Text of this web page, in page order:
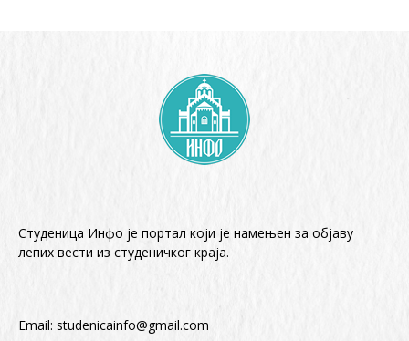
Студеница Инфо је портал који је намењен за објaву
лепих вести из студеничког краја.
Email: studenicainfo@gmail.com